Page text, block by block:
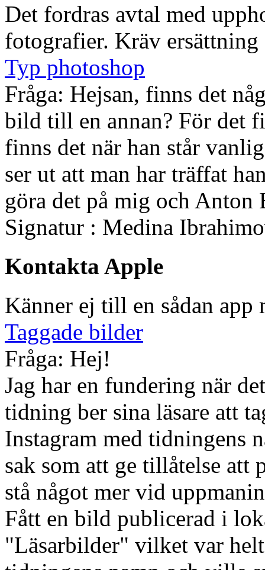
Det fordras avtal med
fotografier. Kräv
Typ photoshop
Fråga: Hejsan, finns det
bild till en annan? För det
finns det när han står
ser ut att man har träffat
göra det på mig och
Signatur : Medina
Kontakta Apple
Känner ej till en sådan app
Taggade bilder
Fråga: Hej!
Jag har en fundering när
tidning ber sina läsare att
Instagram med tidningens
sak som att ge tillåtelse att
stå något mer vid
Fått en bild publicerad i
"Läsarbilder" vilket var